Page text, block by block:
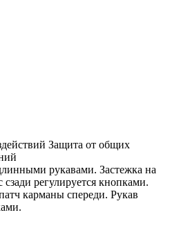
Защита от общих
рукавами. Застежка на
регулируется кнопками.
карманы спереди. Рукав